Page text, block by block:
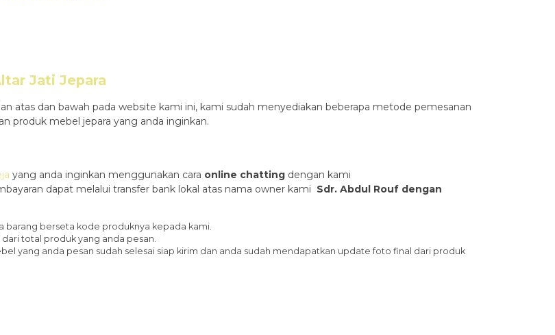
Jati Jepara
atas dan bawah pada website kami ini, kami sudah menyediakan beberapa metode pemesanan
produk mebel jepara yang anda inginkan.
yang anda inginkan menggunakan cara online chatting dengan kami
dapat melalui transfer bank lokal atas nama owner kami Sdr. Abdul Rouf dengan
barang berseta kode produknya kepada kami.
dari total produk yang anda pesan.
yang anda pesan sudah selesai siap kirim dan anda sudah mendapatkan update foto final dari produk